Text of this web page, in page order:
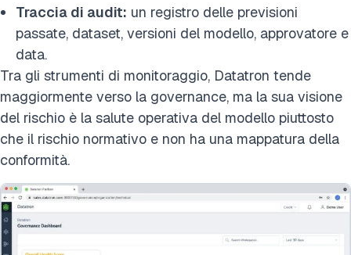
Traccia di audit: un registro delle previsioni
passate, dataset, versioni del modello, approvatore e
data.
Tra gli strumenti di monitoraggio, Datatron tende
maggiormente verso la governance, ma la sua visione
del rischio è la salute operativa del modello piuttosto
che il rischio normativo e non ha una mappatura della
conformità.